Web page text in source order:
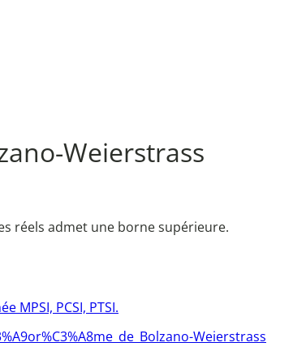
Weierstrass
réels admet une borne supérieure.
MPSI, PCSI, PTSI.
Weierstrass